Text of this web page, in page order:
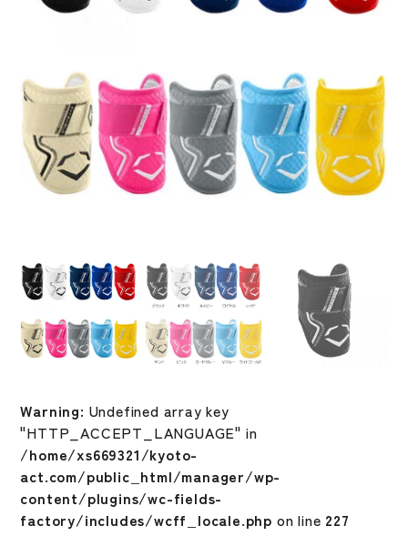
Warning: Undefined array key
"HTTP_ACCEPT_LANGUAGE" in
/home/xs669321/kyoto-
act.com/public_html/manager/wp-
content/plugins/wc-fields-
factory/includes/wcff_locale.php on line 227